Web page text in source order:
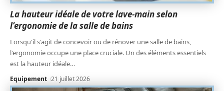
La hauteur idéale de votre lave-main selon
l’ergonomie de la salle de bains
Lorsqu'il s'agit de concevoir ou de rénover une salle de bains,
l'ergonomie occupe une place cruciale. Un des éléments essentiels
est la hauteur idéale…
Equipement 21 juillet 2026